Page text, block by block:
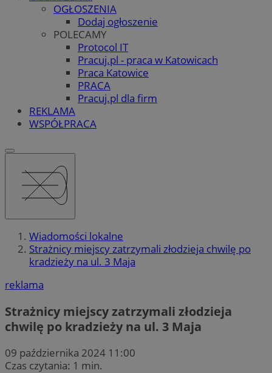
OGŁOSZENIA
Dodaj ogłoszenie
POLECAMY
Protocol IT
Pracuj.pl - praca w Katowicach
Praca Katowice
PRACA
Pracuj.pl dla firm
REKLAMA
WSPÓŁPRACA
Wiadomości lokalne
Strażnicy miejscy zatrzymali złodzieja chwilę po
kradzieży na ul. 3 Maja
reklama
Strażnicy miejscy zatrzymali złodzieja
chwilę po kradzieży na ul. 3 Maja
09 października 2024 11:00
Czas czytania: 1 min.